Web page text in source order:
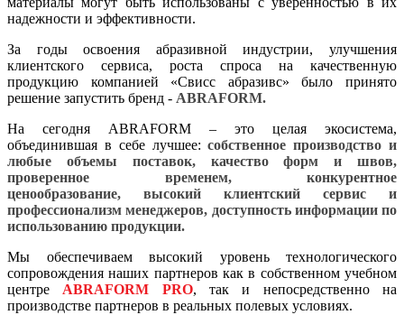
надежности и эффективности.
За годы освоения абразивной индустрии, улучшения
клиентского сервиса, роста спроса на качественную
продукцию компанией «Свисс абразивс» было принято
решение запустить бренд - ABRAFORM.
На сегодня ABRAFORM – это целая экосистема,
объединившая в себе лучшее:собственное производство и
любые объемы поставок, качество форм и швов,
проверенное временем, конкурентное
ценообразование, высокий клиентский сервис и
профессионализм менеджеров, доступность информации по
использованию продукции.
Мы обеспечиваем высокий уровень технологического
сопровождения наших партнеров как в собственном учебном
центре ABRAFORM PRO, так и непосредственно на
производстве партнеров в реальных полевых условиях.